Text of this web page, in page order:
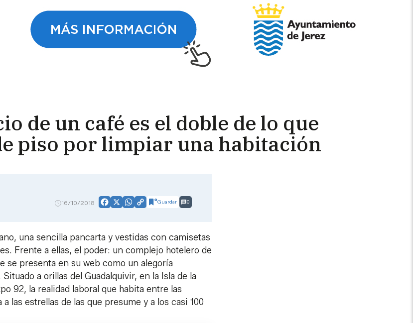
de un café es el doble de lo que
piso por limpiar una habitación
16/10/2018 Facebook
X WhatsApp
CopyGuardar 0
una sencilla pancarta y vestidas con camisetas
Frente a ellas, el poder: un complejo hotelero de
se presenta en su web como un alegoría
a orillas del Guadalquivir, en la Isla de la
92, la realidad laboral que habita entre las
estrellas de las que presume y a los casi 100